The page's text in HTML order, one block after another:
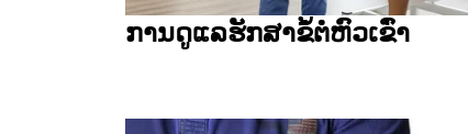
ການດູແລຮັກສາຂໍ້ຕໍ່ຫົວເຂົ່າ